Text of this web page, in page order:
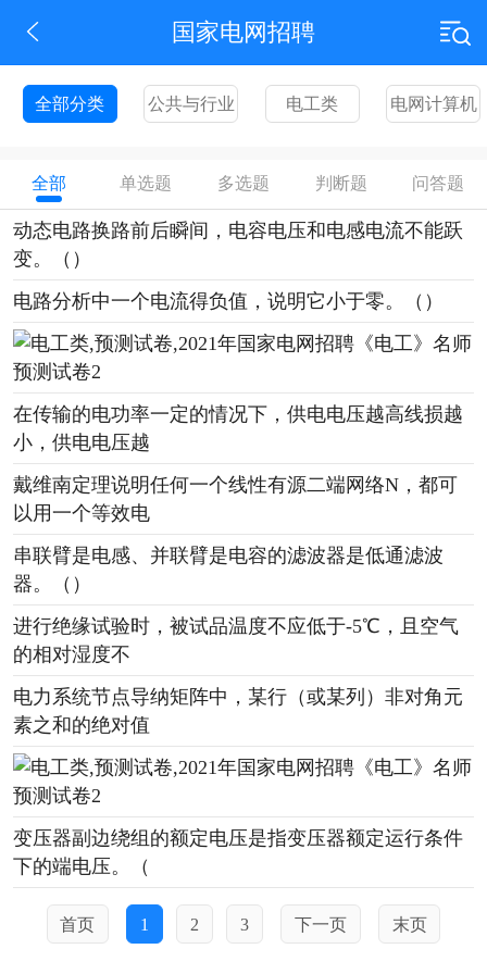
国家电网招聘
全部分类
公共与行业
电工类 电网计算机
全部 单选题 多选题 判断题 问答题
动态电路换路前后瞬间，电容电压和电感电流不能跃
变。（）
电路分析中一个电流得负值，说明它小于零。（）
在传输的电功率一定的情况下，供电电压越高线损越
小，供电电压越
戴维南定理说明任何一个线性有源二端网络N，都可
以用一个等效电
串联臂是电感、并联臂是电容的滤波器是低通滤波
器。（）
进行绝缘试验时，被试品温度不应低于-5℃，且空气
的相对湿度不
电力系统节点导纳矩阵中，某行（或某列）非对角元
素之和的绝对值
变压器副边绕组的额定电压是指变压器额定运行条件
下的端电压。（
首页 1 2 3 下一页 末页